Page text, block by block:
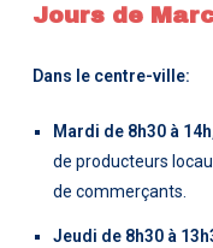
Jours de
Dans le centre-ville:
Mardi de 8h30 à
de producteurs
de commerçants.
Jeudi de 8h30 à